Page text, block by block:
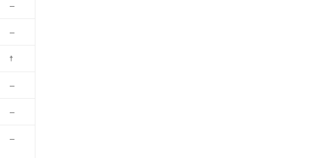
—
—
†
—
—
—